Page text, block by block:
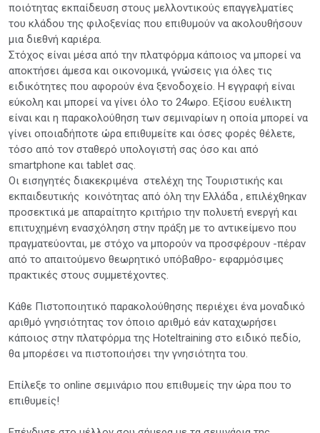
ποιότητας εκπαίδευση στους μελλοντικούς επαγγελματίες
του κλάδου της φιλοξενίας που επιθυμούν να ακολουθήσουν
μια διεθνή καριέρα.
Στόχος είναι μέσα από την πλατφόρμα κάποιος να μπορεί να
αποκτήσει άμεσα και οικονομικά, γνώσεις για όλες τις
ειδικότητες που αφορούν ένα ξενοδοχείο. Η εγγραφή είναι
εύκολη και μπορεί να γίνει όλο το 24ωρο. Εξίσου ευέλικτη
είναι και η παρακολούθηση των σεμιναρίων η οποία μπορεί να
γίνει οποιαδήποτε ώρα επιθυμείτε και όσες φορές θέλετε,
τόσο από τον σταθερό υπολογιστή σας όσο και από
smartphone και tablet σας.
Οι εισηγητές διακεκριμένα στελέχη της Τουριστικής και
εκπαιδευτικής κοινότητας από όλη την Ελλάδα , επιλέχθηκαν
προσεκτικά με απαραίτητο κριτήριο την πολυετή ενεργή και
επιτυχημένη ενασχόληση στην πράξη με το αντικείμενο που
πραγματεύονται, με στόχο να μπορούν να προσφέρουν -πέραν
από το απαιτούμενο θεωρητικό υπόβαθρο- εφαρμόσιμες
πρακτικές στους συμμετέχοντες.
Κάθε Πιστοποιητικό παρακολούθησης περιέχει ένα μοναδικό
αριθμό γνησιότητας τον όποιο αριθμό εάν καταχωρήσει
κάποιος στην πλατφόρμα της Hoteltraining στο ειδικό πεδίο,
θα μπορέσει να πιστοποιήσει την γνησιότητα του.
Επίλεξε το online σεμινάριο που επιθυμείς την ώρα που το
επιθυμείς!